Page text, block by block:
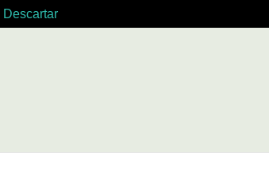
Descartar